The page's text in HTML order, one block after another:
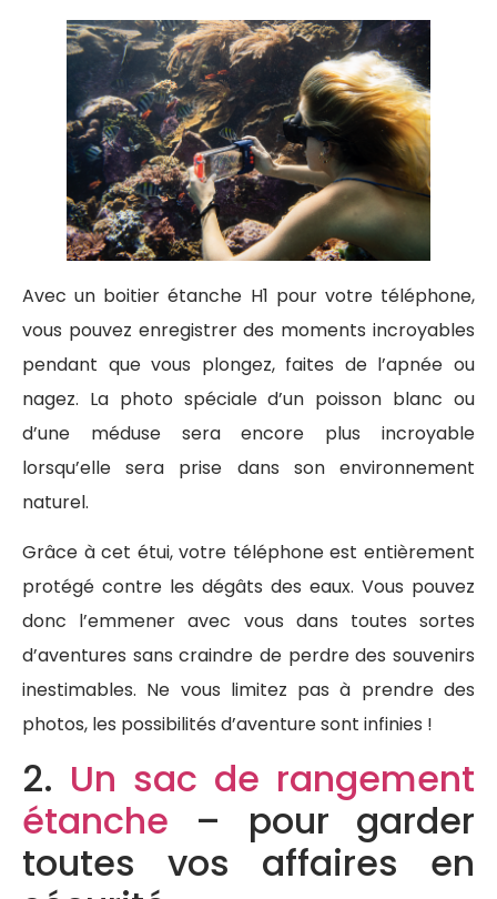
Avec un boitier étanche H1 pour votre téléphone,
vous pouvez enregistrer des moments incroyables
pendant que vous plongez, faites de l’apnée ou
nagez. La photo spéciale d’un poisson blanc ou
d’une méduse sera encore plus incroyable
lorsqu’elle sera prise dans son environnement
naturel.
Grâce à cet étui, votre téléphone est entièrement
protégé contre les dégâts des eaux. Vous pouvez
donc l’emmener avec vous dans toutes sortes
d’aventures sans craindre de perdre des souvenirs
inestimables. Ne vous limitez pas à prendre des
photos, les possibilités d’aventure sont infinies !
2. Un sac de rangement
étanche – pour garder
toutes vos affaires en